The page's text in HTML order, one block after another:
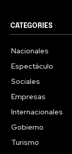
CATEGORIES
Nacionales
Espectáculo
Sociales
Empresas
Internacionales
Gobierno
Turismo